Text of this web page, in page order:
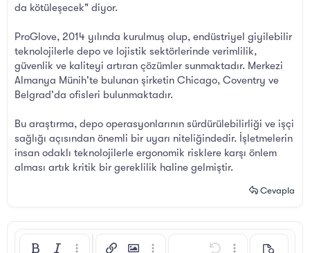
da kötüleşecek" diyor.
ProGlove, 2014 yılında kurulmuş olup, endüstriyel giyilebilir
teknolojilerle depo ve lojistik sektörlerinde verimlilik,
güvenlik ve kaliteyi artıran çözümler sunmaktadır. Merkezi
Almanya Münih'te bulunan şirketin Chicago, Coventry ve
Belgrad'da ofisleri bulunmaktadır.
Bu araştırma, depo operasyonlarının sürdürülebilirliği ve işçi
sağlığı açısından önemli bir uyarı niteliğindedir. İşletmelerin
insan odaklı teknolojilerle ergonomik risklere karşı önlem
alması artık kritik bir gereklilik haline gelmiştir.
Cevapla